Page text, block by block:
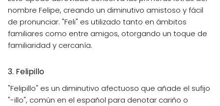
nombre Felipe, creando un diminutivo amistoso y fácil
de pronunciar. "Feli" es utilizado tanto en ámbitos
familiares como entre amigos, otorgando un toque de
familiaridad y cercanía.
3. Felipillo
"Felipillo" es un diminutivo afectuoso que añade el sufijo
"-illo", común en el español para denotar cariño o